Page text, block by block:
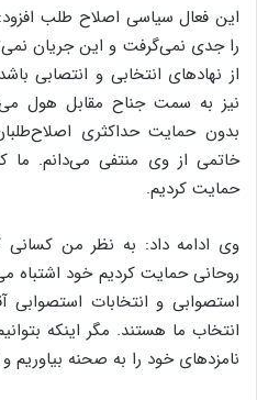
این فعال سیاسی اصلاح طلب
را جدی نمی‌گرفت و این جریان
از نهادهای انتخابی و انتصابی
نیز به سمت جناح مقابل هول
بدون حمایت حداکثری
خاتمی از وی منتفی می‌دانم. ما
حمایت کردیم.
وی ادامه داد: به نظر من کسانی
روحانی حمایت کردیم خود اشتباه
استصوابی و انتخابات استصوابی
انتخاب ما هستند. مگر اینکه
نامزدهای خود را به صحنه بیاوریم و